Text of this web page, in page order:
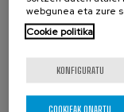
HETEL
webgunea eta zure
Cookie politika
KONFIGURATU
COOKIEAK ONARTU